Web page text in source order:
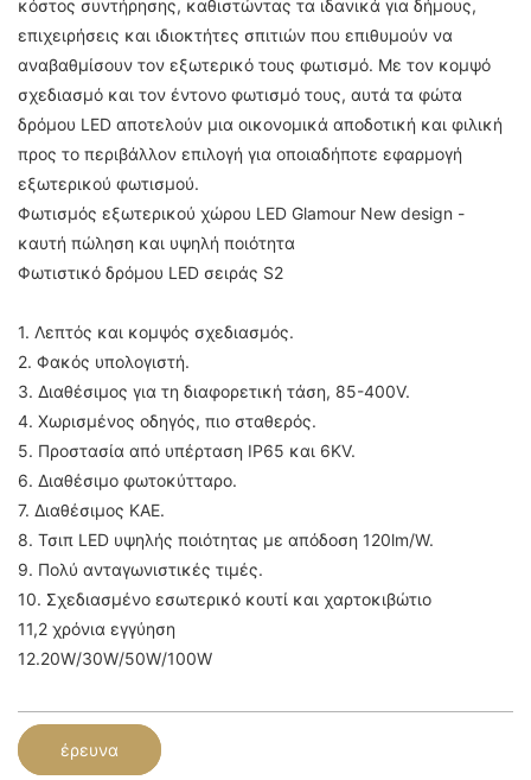
κόστος συντήρησης, καθιστώντας τα ιδανικά για δήμους,
επιχειρήσεις και ιδιοκτήτες σπιτιών που επιθυμούν να
αναβαθμίσουν τον εξωτερικό τους φωτισμό. Με τον κομψό
σχεδιασμό και τον έντονο φωτισμό τους, αυτά τα φώτα
δρόμου LED αποτελούν μια οικονομικά αποδοτική και φιλική
προς το περιβάλλον επιλογή για οποιαδήποτε εφαρμογή
εξωτερικού φωτισμού.
Φωτισμός εξωτερικού χώρου LED Glamour New design -
καυτή πώληση και υψηλή ποιότητα
Φωτιστικό δρόμου LED σειράς S2
1. Λεπτός και κομψός σχεδιασμός.
2. Φακός υπολογιστή.
3. Διαθέσιμος για τη διαφορετική τάση, 85-400V.
4. Χωρισμένος οδηγός, πιο σταθερός.
5. Προστασία από υπέρταση IP65 και 6KV.
6. Διαθέσιμο φωτοκύτταρο.
7. Διαθέσιμος ΚΑΕ.
8. Τσιπ LED υψηλής ποιότητας με απόδοση 120lm/W.
9. Πολύ ανταγωνιστικές τιμές.
10. Σχεδιασμένο εσωτερικό κουτί και χαρτοκιβώτιο
11,2 χρόνια εγγύηση
12.20W/30W/50W/100W
έρευνα